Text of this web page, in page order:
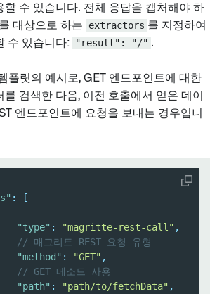
할 수 있습니다. 전체 응답을 캡처해야 하
대상으로 하는
extractors 를 지정하여
수 있습니다:
"result": "/" .
플릿의 예시로, GET 엔드포인트에 대한
검색한 다음, 이전 호출에서 얻은 데이
엔드포인트에 요청을 보내는 경우입니
:
[
"type" : "magritte-rest-call" ,
// 매그리트 REST 요청 유형
"method" : "GET" ,
// GET 메소드 사용
"path" : "path/to/fetchData" ,